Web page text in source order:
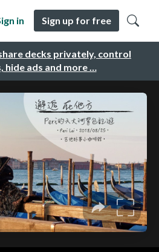
decks privately, control
hide ads and more …
in Sign up for free